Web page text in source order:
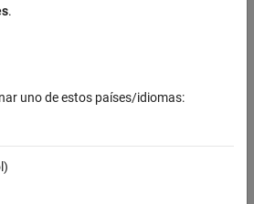
.
uno de estos países/idiomas: